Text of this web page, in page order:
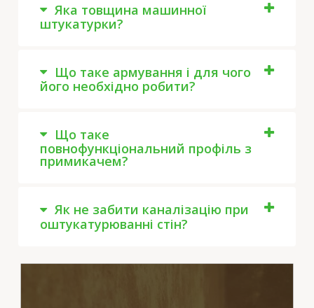
Яка товщина машинної
штукатурки?
Що таке армування і для чого
його необхідно робити?
Що таке
повнофункціональний профіль з
примикачем?
Як не забити каналізацію при
оштукатурюванні стін?